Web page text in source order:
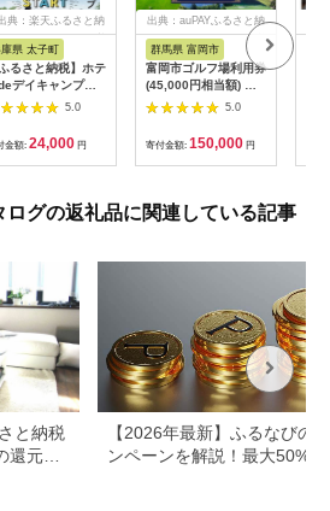
典：楽天ふるさと納
税
県 太子町
ふるさと納税】ホテ
デイキャンプ体
ケット
1364991】
5.0
金額: 24,000 円
出典：auPAYふるさと納
群馬県 富岡市
富岡市ゴルフ場利用券
(45,000円相当額) ゴ
ルフ チケット 平日 土
日 祝日 プレー券 関東
群馬県 首都圏 F20E-
382
5.0
寄付金額: 150,000 円
グの返礼品に関連している記事
と納税
還元率
【2026年最新】ふるなびの
ンペーンを解説！最大50%還